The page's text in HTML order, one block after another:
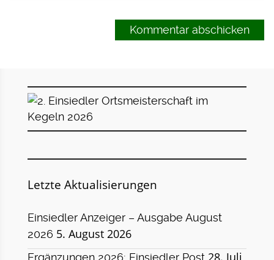
Letzte Aktualisierungen
Einsiedler Anzeiger – Ausgabe August
2026 5. August 2026
Ergänzungen 2026: Einsiedler Post 28. Juli